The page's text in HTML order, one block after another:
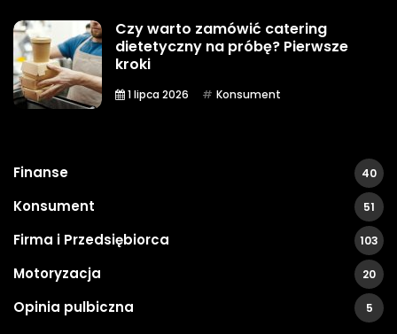
Czy warto zamówić catering
dietetyczny na próbę? Pierwsze
kroki
1 lipca 2026 Konsument
Finanse 40
Konsument 51
Firma i Przedsiębiorca 103
Motoryzacja 20
Opinia pulbiczna 5